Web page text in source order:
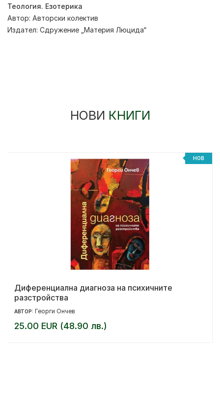
Теология. Езотерика
Автор: Авторски колектив
Издател: Сдружение „Материя Люцида“
НОВИ КНИГИ
НОВ
Диференциална диагноза на психичните
разстройства
АВТОР: Георги Ончев
25.00 EUR (48.90 лв.)